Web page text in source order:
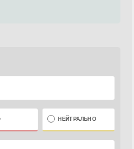
НЕЙТРАЛЬНО